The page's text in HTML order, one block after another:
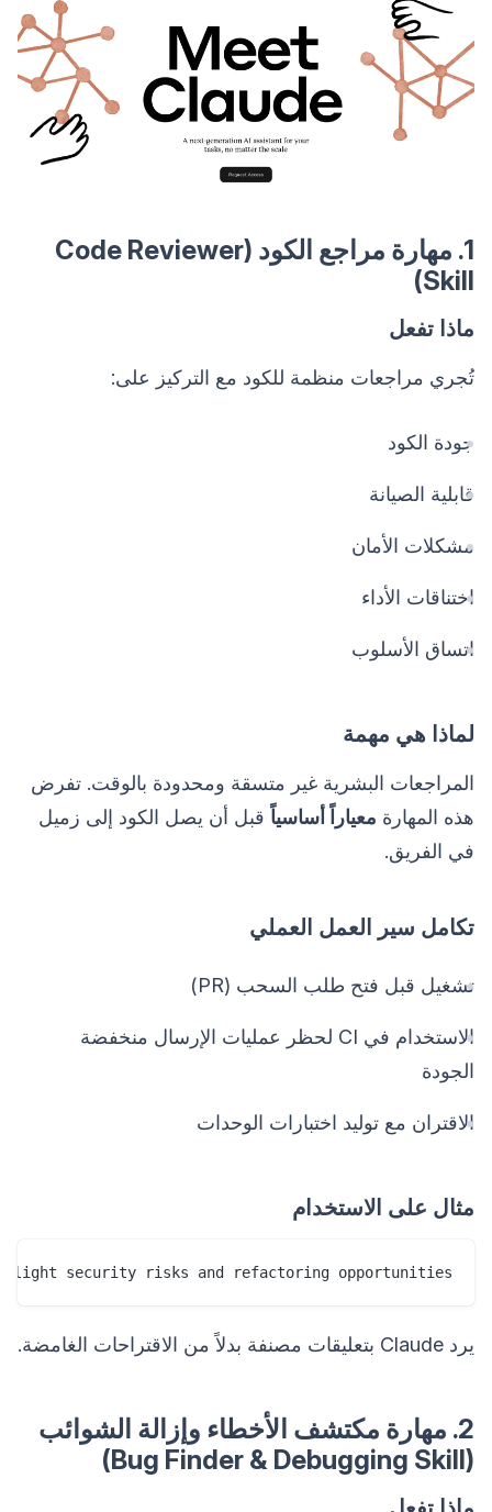
1. مهارة مراجع الكود (Code Reviewer
Skill)
ماذا تفعل
تُجري مراجعات منظمة للكود مع التركيز على:
جودة الكود
قابلية الصيانة
مشكلات الأمان
اختناقات الأداء
اتساق الأسلوب
لماذا هي مهمة
المراجعات البشرية غير متسقة ومحدودة بالوقت. تفرض
هذه المهارة معياراً أساسياً قبل أن يصل الكود إلى زميل
في الفريق.
تكامل سير العمل العملي
تشغيل قبل فتح طلب السحب (PR)
الاستخدام في CI لحظر عمليات الإرسال منخفضة
الجودة
الاقتران مع توليد اختبارات الوحدات
مثال على الاستخدام
security risks and refactoring opportunities.
يرد Claude بتعليقات مصنفة بدلاً من الاقتراحات الغامضة.
2. مهارة مكتشف الأخطاء وإزالة الشوائب
(Bug Finder & Debugging Skill)